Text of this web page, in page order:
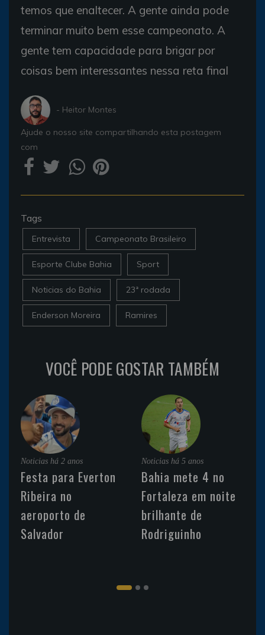
temos que enaltecer. A gente ainda pode
terminar muito bem esse campeonato. A
gente tem capacidade para brigar por
coisas bem interessantes nessa reta final
- Heitor Montes
Ajude o nosso site compartilhando esta postagem
com
Tags
Entrevista Campeonato Brasileiro
Esporte Clube Bahia Sport
Noticias do Bahia 23ª rodada
Enderson Moreira Ramires
VOCÊ PODE GOSTAR TAMBÉM
Noticias há 2 anos
Festa para Everton
Ribeira no
aeroporto de
Salvador
Noticias há 5 anos
Bahia mete 4 no
Fortaleza em noite
brilhante de
Rodriguinho